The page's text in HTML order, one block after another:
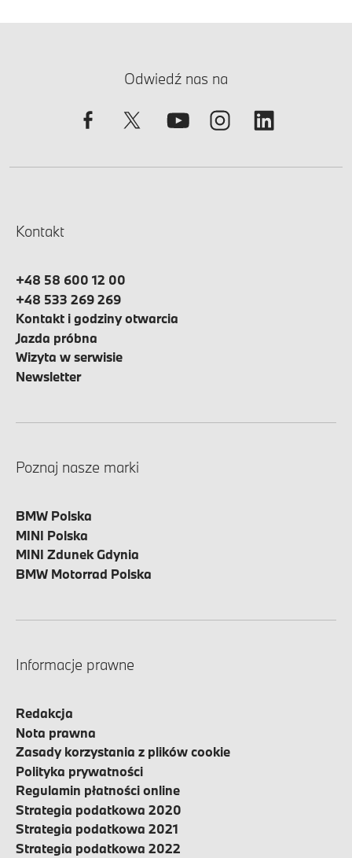
Odwiedź nas na
Kontakt
+48 58 600 12 00
+48 533 269 269
Kontakt i godziny otwarcia
Jazda próbna
Wizyta w serwisie
Newsletter
Poznaj nasze marki
BMW Polska
MINI Polska
MINI Zdunek Gdynia
BMW Motorrad Polska
Informacje prawne
Redakcja
Nota prawna
Zasady korzystania z plików cookie
Polityka prywatności
Regulamin płatności online
Strategia podatkowa 2020
Strategia podatkowa 2021
Strategia podatkowa 2022